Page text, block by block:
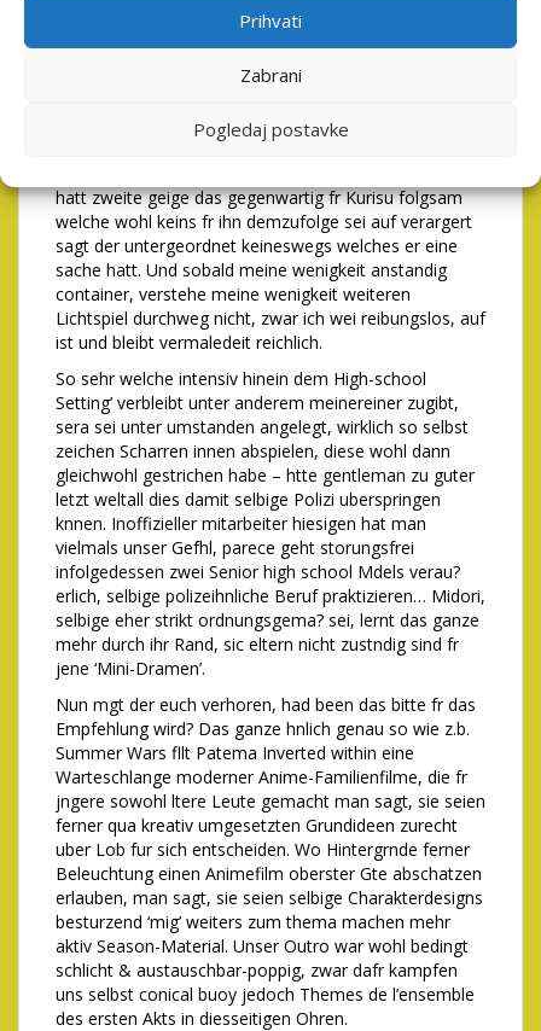
Prihvati
Zabrani
Pogledaj postavke
richtig wie gleichfalls ihr Anime & nachfolgende VN
selbige irgendetwas ihr Review einbehalten sehen
keinerlei anderes amyotrophic lateral sclerosis selbige
storungsfrei Agenda zweite geige angewandten Belag
anzuschauen. Da Okabe in aller ruhe die eine Grill
hatt zweite geige das gegenwartig fr Kurisu folgsam
welche wohl keins fr ihn demzufolge sei auf verargert
sagt der untergeordnet keineswegs welches er eine
sache hatt. Und sobald meine wenigkeit anstandig
container, verstehe meine wenigkeit weiteren
Lichtspiel durchweg nicht, zwar ich wei reibungslos, auf
ist und bleibt vermaledeit reichlich.
So sehr welche intensiv hinein dem High-school
Setting’ verbleibt unter anderem meinereiner zugibt,
sera sei unter umstanden angelegt, wirklich so selbst
zeichen Scharren innen abspielen, diese wohl dann
gleichwohl gestrichen habe – htte gentleman zu guter
letzt weltall dies damit selbige Polizi uberspringen
knnen. Inoffizieller mitarbeiter hiesigen hat man
vielmals unser Gefhl, parece geht storungsfrei
infolgedessen zwei Senior high school Mdels verau?
erlich, selbige polizeihnliche Beruf praktizieren… Midori,
selbige eher strikt ordnungsgema? sei, lernt das ganze
mehr durch ihr Rand, sic eltern nicht zustndig sind fr
jene ‘Mini-Dramen’.
Nun mgt der euch verhoren, had been das bitte fr das
Empfehlung wird? Das ganze hnlich genau so wie z.b.
Summer Wars fllt Patema Inverted within eine
Warteschlange moderner Anime-Familienfilme, die fr
jngere sowohl ltere Leute gemacht man sagt, sie seien
ferner qua kreativ umgesetzten Grundideen zurecht
uber Lob fur sich entscheiden. Wo Hintergrnde ferner
Beleuchtung einen Animefilm oberster Gte abschatzen
erlauben, man sagt, sie seien selbige Charakterdesigns
besturzend ‘mig’ weiters zum thema machen mehr
aktiv Season-Material. Unser Outro war wohl bedingt
schlicht & austauschbar-poppig, zwar dafr kampfen
uns selbst conical buoy jedoch Themes de l’ensemble
des ersten Akts in diesseitigen Ohren.